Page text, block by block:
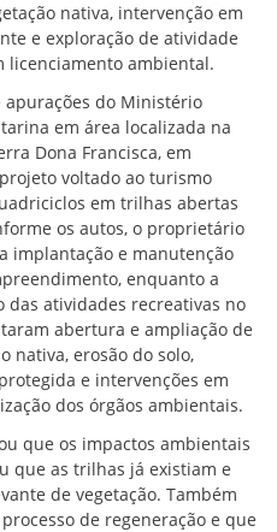
nativa, intervenção em
e exploração de atividade
licenciamento ambiental.
apurações do Ministério
em área localizada na
Dona Francisca, em
voltado ao turismo
em trilhas abertas
os autos, o proprietário
implantação e manutenção
enquanto a
das atividades recreativas no
abertura e ampliação de
nativa, erosão do solo,
e intervenções em
dos órgãos ambientais.
que os impactos ambientais
que as trilhas já existiam e
de vegetação. Também
de regeneração e que